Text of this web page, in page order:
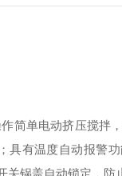
简单电动挤压搅拌
具有温度自动报警功
关锅盖自动锁定，防